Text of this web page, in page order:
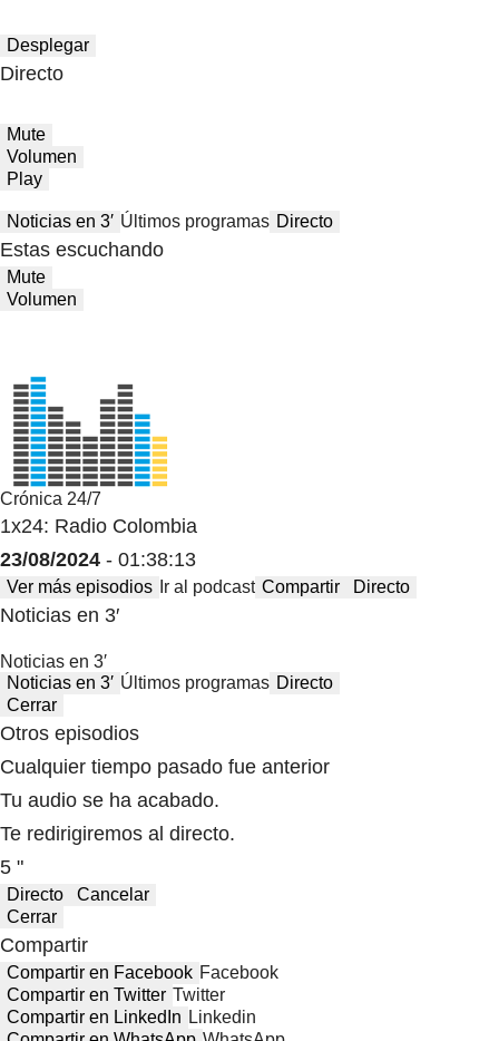
Desplegar
Directo
Mute
Volumen
Play
Noticias en 3′ Últimos programas Directo
Estas escuchando
Mute
Volumen
Crónica 24/7
1x24: Radio Colombia
23/08/2024 - 01:38:13
Ver más episodios Ir al podcast Compartir Directo
Noticias en 3′
Noticias en 3′
Noticias en 3′ Últimos programas Directo
Cerrar
Otros episodios
Cualquier tiempo pasado fue anterior
Tu audio se ha acabado.
Te redirigiremos al directo.
5 "
Directo
Cancelar
Cerrar
Compartir
Compartir en Facebook Facebook
Compartir en Twitter Twitter
Compartir en LinkedIn Linkedin